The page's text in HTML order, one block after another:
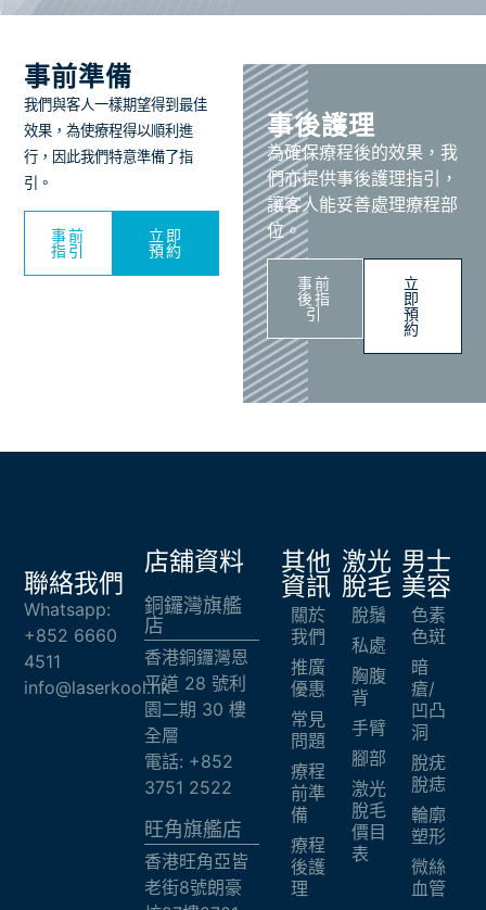
事前準備
我們與客人一樣期望得到最佳
效果，為使療程得以順利進
行，因此我們特意準備了指
引。
事前
指引
立即
預約
事後護理
為確保療程後的效果，我
們亦提供事後護理指引，
讓客人能妥善處理療程部
位。
事前
後指
引
立
即
預
約
激光
脫毛
脫鬚
私處
胸腹
背
手臂
腳部
激光
脫毛
價目
表
男士
美容
色素
色斑
暗
瘡/
凹凸
洞
脫疣
脫痣
輪廓
塑形
微絲
血管
其他
資訊
關於
我們
推廣
優惠
常見
問題
療程
前準
備
療程
後護
理
店舖資料
銅鑼灣旗艦
店
香港銅鑼灣恩
平道 28 號利
園二期 30 樓
全層
電話: +852
3751 2522
旺角旗艦店​
香港旺角亞皆
老街8號朗豪
聯絡我們
Whatsapp:
+852 6660
4511
info@laserkool.hk